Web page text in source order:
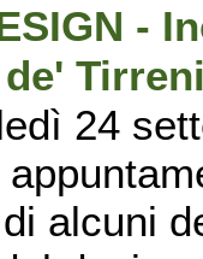
-
24
alcuni